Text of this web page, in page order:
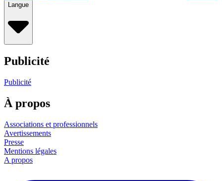
Langue
Publicité
Publicité
À propos
Associations et professionnels
Avertissements
Presse
Mentions légales
A propos